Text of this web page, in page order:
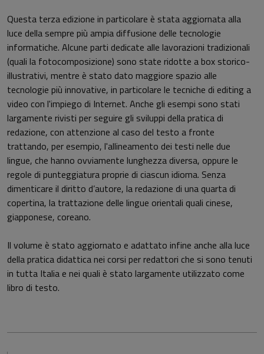
Questa terza edizione in particolare è stata aggiornata alla
luce della sempre più ampia diffusione delle tecnologie
informatiche. Alcune parti dedicate alle lavorazioni tradizionali
(quali la fotocomposizione) sono state ridotte a box storico-
illustrativi, mentre è stato dato maggiore spazio alle
tecnologie più innovative, in particolare le tecniche di editing a
video con l'impiego di Internet. Anche gli esempi sono stati
largamente rivisti per seguire gli sviluppi della pratica di
redazione, con attenzione al caso del testo a fronte
trattando, per esempio, l'allineamento dei testi nelle due
lingue, che hanno ovviamente lunghezza diversa, oppure le
regole di punteggiatura proprie di ciascun idioma. Senza
dimenticare il diritto d’autore, la redazione di una quarta di
copertina, la trattazione delle lingue orientali quali cinese,
giapponese, coreano.
Il volume è stato aggiornato e adattato infine anche alla luce
della pratica didattica nei corsi per redattori che si sono tenuti
in tutta Italia e nei quali è stato largamente utilizzato come
libro di testo.